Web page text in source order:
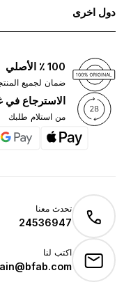
دول اخرى
100 ٪ الأصلي
ضمان لجميع
الاسترجاع في
من استلام طلبك
تحدث معنا
24536947
اكتب لنا